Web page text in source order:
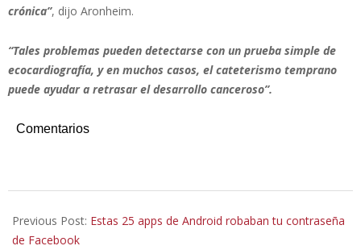
crónica”, dijo Aronheim.
“Tales problemas pueden detectarse con un prueba simple de
ecocardiografía, y en muchos casos, el cateterismo temprano
puede ayudar a retrasar el desarrollo canceroso”.
Comentarios
07-
03
Previous Post: Estas 25 apps de Android robaban tu contraseña
de Facebook